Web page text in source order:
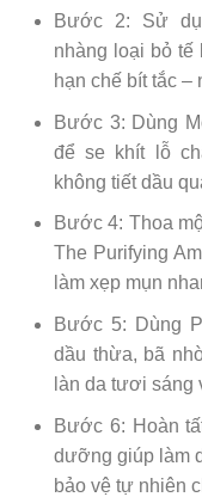
Bước 2: Sử
nhàng loại bỏ tế
hạn chế bít tắc –
Bước 3: Dùng
để se khít lỗ
không tiết dầu
Bước 4: Thoa
The Purifying
làm xẹp mụn
Bước 5: Dùng
dầu thừa, bã
làn da tươi sáng
Bước 6: Hoàn
dưỡng giúp làm
bảo vệ tự nhiên